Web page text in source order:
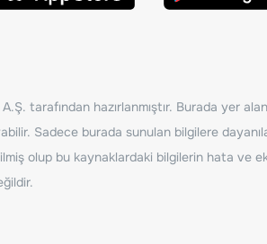
tarafından hazırlanmıştır. Burada yer
Sadece burada sunulan bilgilere
olup bu kaynaklardaki bilgilerin hata ve